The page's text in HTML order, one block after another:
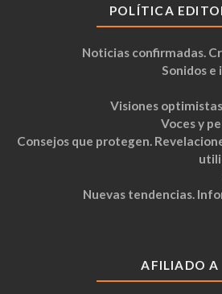
POLÍTICA
Noticias confirmadas.
Sonidos e
Visiones
Voces y
Consejos que protegen.
Nuevas tendencias.
AFILIADO A